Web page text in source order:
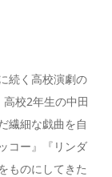
続く高校演劇の
校2年生の中田
繊細な戯曲を自
コー』『リンダ
ものにしてきた